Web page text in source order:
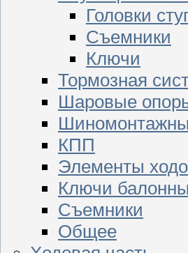
Головки
Съемники
Ключи
Тормозная
Шаровые
КПП
Элементы
Ключи
Съемники
Общее